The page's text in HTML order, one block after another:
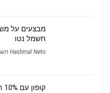
חשמל נטו
Hashmal Neto חשמל נטו
קופון עם 10% הנחה – Intimen אינטימן